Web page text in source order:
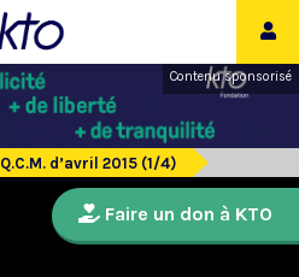
Contenu sponsorisé
Q.C.M. d’avril 2015 (1/4)
Faire un don à KTO